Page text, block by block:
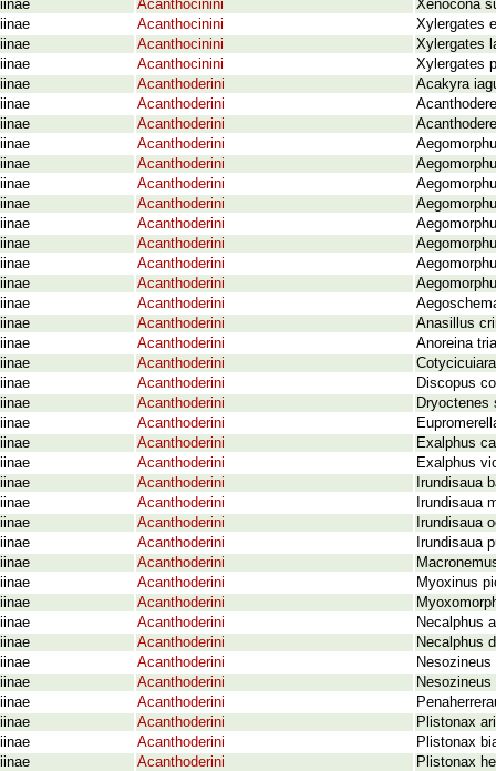
Acanthocinini
Xenocona
Acanthocinini
Xylergates
Acanthocinini
Xylergates
Acanthocinini
Xylergates
Acanthoderini
Acakyra
Acanthoderini
Acanthoderini
Acanthoderini
Acanthoderini
Acanthoderini
Acanthoderini
Acanthoderini
Acanthoderini
Acanthoderini
Acanthoderini
Acanthoderini
Acanthoderini
Anasillus
Acanthoderini
Anoreina
Acanthoderini
Acanthoderini
Discopus
Acanthoderini
Dryoctenes
Acanthoderini
Acanthoderini
Exalphus
Acanthoderini
Exalphus
Acanthoderini
Irundisaua
Acanthoderini
Irundisaua
Acanthoderini
Irundisaua
Acanthoderini
Irundisaua
Acanthoderini
Acanthoderini
Myoxinus
Acanthoderini
Acanthoderini
Necalphus
Acanthoderini
Necalphus
Acanthoderini
Acanthoderini
Acanthoderini
Acanthoderini
Plistonax
Acanthoderini
Plistonax
Acanthoderini
Plistonax